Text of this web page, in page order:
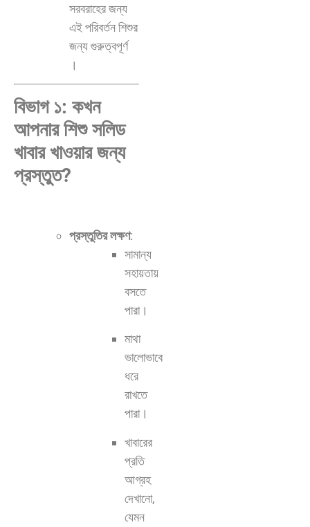
সরবরাহের জন্য
এই পরিবর্তন শিশুর
জন্য গুরুত্বপূর্ণ
।
বিভাগ ১: কখন
আপনার শিশু সলিড
খাবার খাওয়ার জন্য
প্রস্তুত?
প্রস্তুতির লক্ষণ:
সামান্য
সহায়তায়
বসতে
পারা।
মাথা
ভালোভাবে
ধরে
রাখতে
পারা।
খাবারের
প্রতি
আগ্রহ
দেখানো,
যেমন